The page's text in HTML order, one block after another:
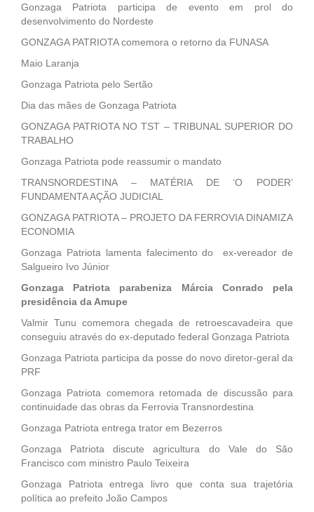
Gonzaga Patriota participa de evento em prol do
desenvolvimento do Nordeste
GONZAGA PATRIOTA comemora o retorno da FUNASA
Maio Laranja
Gonzaga Patriota pelo Sertão
Dia das mães de Gonzaga Patriota
GONZAGA PATRIOTA NO TST – TRIBUNAL SUPERIOR DO
TRABALHO
Gonzaga Patriota pode reassumir o mandato
TRANSNORDESTINA – MATÉRIA DE ‘O PODER’
FUNDAMENTA AÇÃO JUDICIAL
GONZAGA PATRIOTA – PROJETO DA FERROVIA DINAMIZA
ECONOMIA
Gonzaga Patriota lamenta falecimento do ex-vereador de
Salgueiro Ivo Júnior
Gonzaga Patriota parabeniza Márcia Conrado pela
presidência da Amupe
Valmir Tunu comemora chegada de retroescavadeira que
conseguiu através do ex-deputado federal Gonzaga Patriota
Gonzaga Patriota participa da posse do novo diretor-geral da
PRF
Gonzaga Patriota comemora retomada de discussão para
continuidade das obras da Ferrovia Transnordestina
Gonzaga Patriota entrega trator em Bezerros
Gonzaga Patriota discute agricultura do Vale do São
Francisco com ministro Paulo Teixeira
Gonzaga Patriota entrega livro que conta sua trajetória
política ao prefeito João Campos